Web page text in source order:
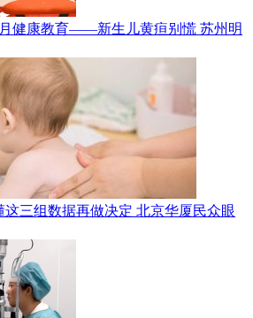
月健康教育——新生儿黄疸别慌 苏州明
三组数据再做决定 北京华厦民众眼